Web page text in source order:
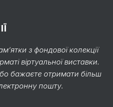
з фондової колекції
віртуальної виставки.
бажаєте отримати більш
пошту.